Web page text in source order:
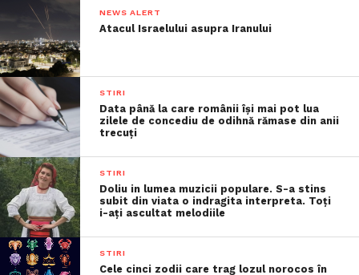
NEWS ALERT
Atacul Israelului asupra Iranului
STIRI
Data până la care românii îşi mai pot lua
zilele de concediu de odihnă rămase din anii
trecuţi
STIRI
Doliu in lumea muzicii populare. S-a stins
subit din viata o indragita interpreta. Toți
i-ați ascultat melodiile
STIRI
Cele cinci zodii care trag lozul norocos în